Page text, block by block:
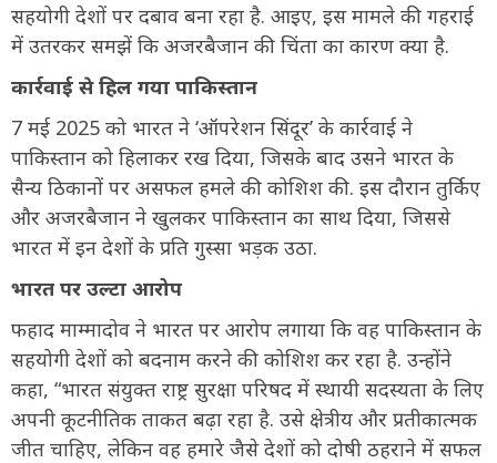
सहयोगी देशों पर दबाव बना रहा है. आइए, इस मामले की गहराई
में उतरकर समझें कि अजरबैजान की चिंता का कारण क्या है.
कार्रवाई से हिल गया पाकिस्तान
7 मई 2025 को भारत ने ‘ऑपरेशन सिंदूर’ के कार्रवाई ने
पाकिस्तान को हिलाकर रख दिया, जिसके बाद उसने भारत के
सैन्य ठिकानों पर असफल हमले की कोशिश की. इस दौरान तुर्किए
और अजरबैजान ने खुलकर पाकिस्तान का साथ दिया, जिससे
भारत में इन देशों के प्रति गुस्सा भड़क उठा.
भारत पर उल्टा आरोप
फहाद माम्मादोव ने भारत पर आरोप लगाया कि वह पाकिस्तान के
सहयोगी देशों को बदनाम करने की कोशिश कर रहा है. उन्होंने
कहा, “भारत संयुक्त राष्ट्र सुरक्षा परिषद में स्थायी सदस्यता के लिए
अपनी कूटनीतिक ताकत बढ़ा रहा है. उसे क्षेत्रीय और प्रतीकात्मक
जीत चाहिए, लेकिन वह हमारे जैसे देशों को दोषी ठहराने में सफल